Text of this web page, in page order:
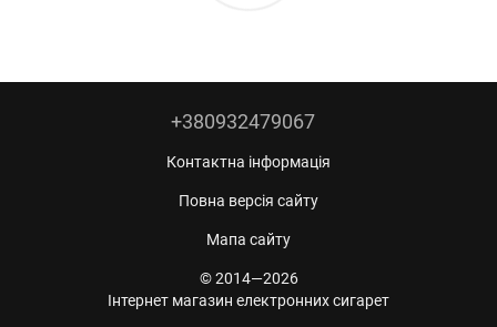
+380932479067
Контактна інформація
Повна версія сайту
Мапа сайту
© 2014—2026
Інтернет магазин електронних сигарет